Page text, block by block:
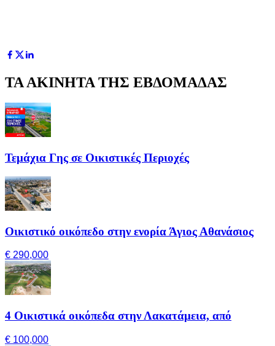
ΤΑ ΑΚΙΝΗΤΑ ΤΗΣ ΕΒΔΟΜΑΔΑΣ
Τεμάχια Γης σε Οικιστικές Περιοχές
Οικιστικό οικόπεδο στην ενορία Άγιος Αθανάσιος
€ 290,000
4 Οικιστικά οικόπεδα στην Λακατάμεια, από
€ 100,000